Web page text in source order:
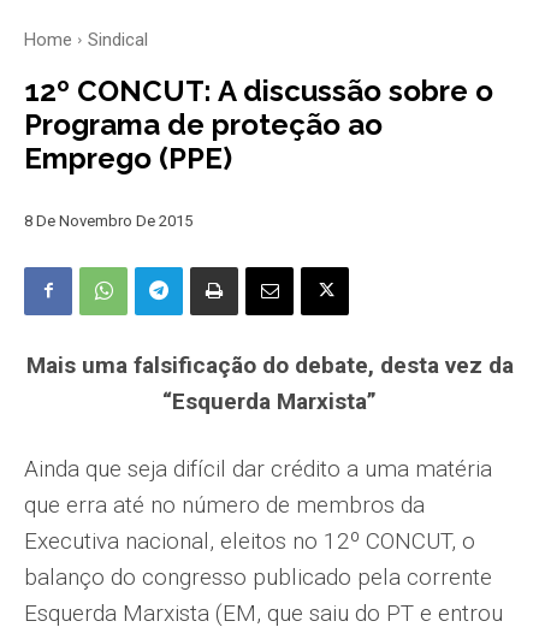
Home Sindical
12º CONCUT: A discussão sobre o
Programa de proteção ao
Emprego (PPE)
8 De Novembro De 2015
Mais uma falsificação do debate, desta vez da
“Esquerda Marxista”
Ainda que seja difícil dar crédito a uma matéria
que erra até no número de membros da
Executiva nacional, eleitos no 12º CONCUT, o
balanço do congresso publicado pela corrente
Esquerda Marxista (EM, que saiu do PT e entrou